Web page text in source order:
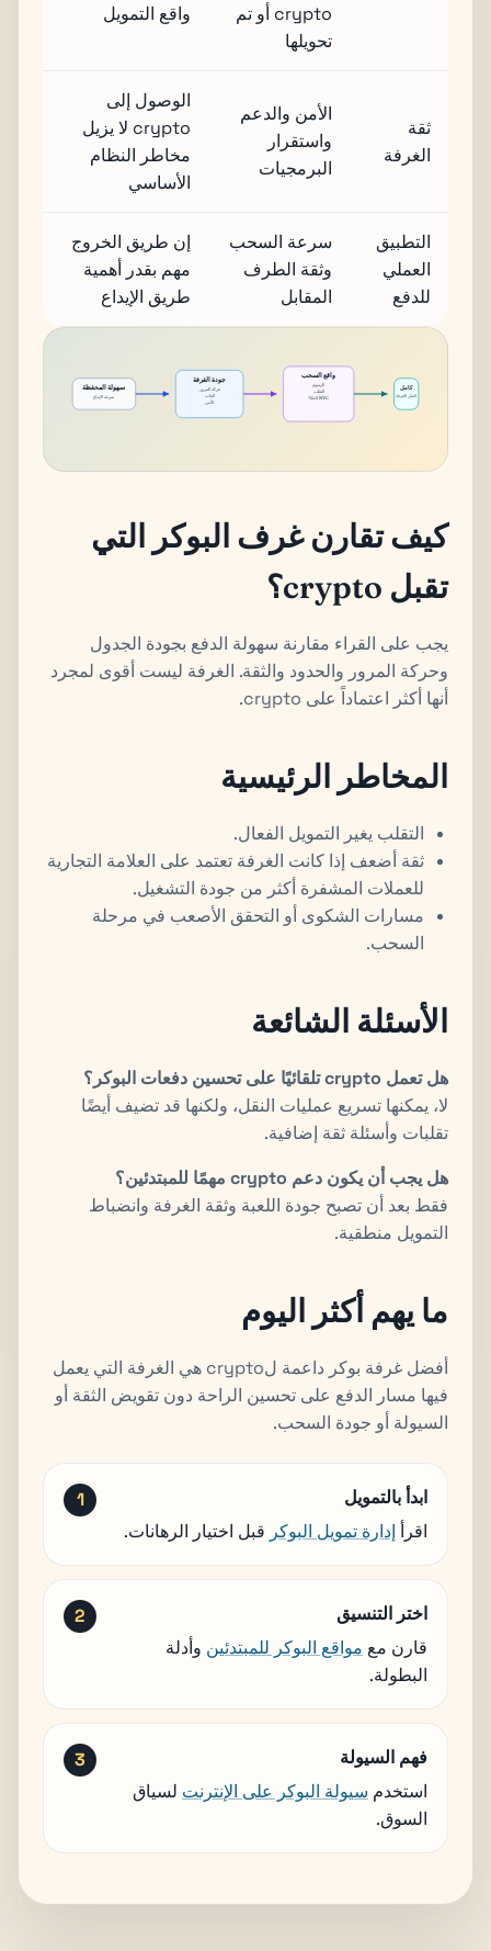
crypto أو تم
تحويلها
واقع التمويل
ثقة
الغرفة
الأمن والدعم
واستقرار
البرمجيات
الوصول إلى
crypto لا يزيل
مخاطر النظام
الأساسي
التطبيق
العملي
للدفع
سرعة السحب
وثقة الطرف
المقابل
إن طريق الخروج
مهم بقدر أهمية
طريق الإيداع
سهولة المحفظة
سرعة الإيداع
جودة الغرفة
حركة المرور
العاب
الأمن
واقع السحب
الرسوم
التقلب
KYC لاحقًا؟
كامل
اختبار الغرفة
كيف تقارن غرف البوكر التي
تقبل crypto؟
يجب على القراء مقارنة سهولة الدفع بجودة الجدول
وحركة المرور والحدود والثقة. الغرفة ليست أقوى لمجرد
أنها أكثر اعتماداً على crypto.
المخاطر الرئيسية
التقلب يغير التمويل الفعال.
ثقة أضعف إذا كانت الغرفة تعتمد على العلامة التجارية
للعملات المشفرة أكثر من جودة التشغيل.
مسارات الشكوى أو التحقق الأصعب في مرحلة
السحب.
الأسئلة الشائعة
هل تعمل crypto تلقائيًا على تحسين دفعات البوكر؟
لا، يمكنها تسريع عمليات النقل، ولكنها قد تضيف أيضًا
تقلبات وأسئلة ثقة إضافية.
هل يجب أن يكون دعم crypto مهمًا للمبتدئين؟
فقط بعد أن تصبح جودة اللعبة وثقة الغرفة وانضباط
التمويل منطقية.
ما يهم أكثر اليوم
أفضل غرفة بوكر داعمة لcrypto هي الغرفة التي يعمل
فيها مسار الدفع على تحسين الراحة دون تقويض الثقة أو
السيولة أو جودة السحب.
ابدأ بالتمويل
اقرأ إدارة تمويل البوكر قبل اختيار الرهانات.
اختر التنسيق
قارن مع مواقع البوكر للمبتدئين وأدلة
البطولة.
فهم السيولة
استخدم سيولة البوكر على الإنترنت لسياق
السوق.